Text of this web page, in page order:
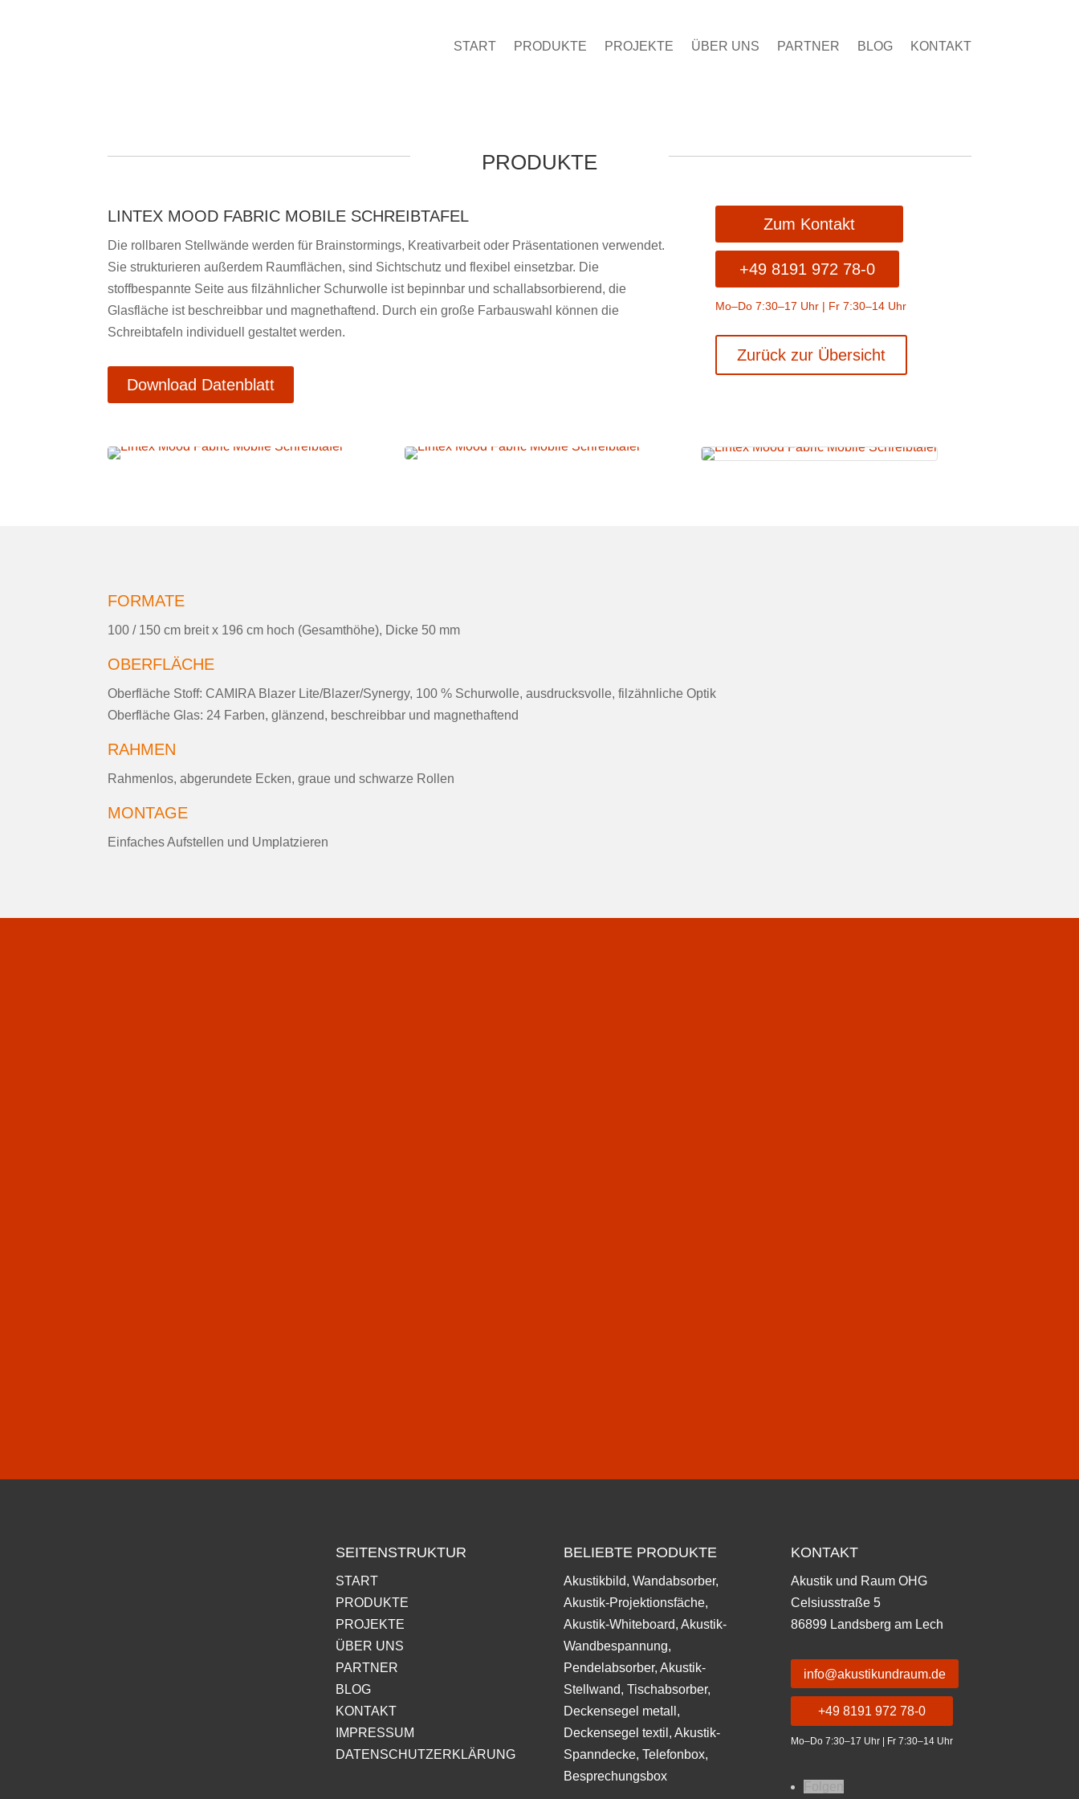
START PRODUKTE PROJEKTE ÜBER UNS PARTNER BLOG KONTAKT
PRODUKTE
LINTEX MOOD FABRIC MOBILE SCHREIBTAFEL
Die rollbaren Stellwände werden für Brainstormings, Kreativarbeit oder Präsentationen verwendet.
Sie strukturieren außerdem Raumflächen, sind Sichtschutz und flexibel einsetzbar. Die
stoffbespannte Seite aus filzähnlicher Schurwolle ist bepinnbar und schallabsorbierend, die
Glasfläche ist beschreibbar und magnethaftend. Durch ein große Farbauswahl können die
Schreibtafeln individuell gestaltet werden.
Download Datenblatt
Zum Kontakt
+49 8191 972 78-0
Mo–Do 7:30–17 Uhr | Fr 7:30–14 Uhr
Zurück zur Übersicht
FORMATE
100 / 150 cm breit x 196 cm hoch (Gesamthöhe), Dicke 50 mm
OBERFLÄCHE
Oberfläche Stoff: CAMIRA Blazer Lite/Blazer/Synergy, 100 % Schurwolle, ausdrucksvolle, filzähnliche Optik
Oberfläche Glas: 24 Farben, glänzend, beschreibbar und magnethaftend
RAHMEN
Rahmenlos, abgerundete Ecken, graue und schwarze Rollen
MONTAGE
Einfaches Aufstellen und Umplatzieren
SEITENSTRUKTUR
START
PRODUKTE
PROJEKTE
ÜBER UNS
PARTNER
BLOG
KONTAKT
IMPRESSUM
DATENSCHUTZERKLÄRUNG
BELIEBTE PRODUKTE
Akustikbild, Wandabsorber,
Akustik-Projektionsfäche,
Akustik-Whiteboard, Akustik-
Wandbespannung,
Pendelabsorber, Akustik-
Stellwand, Tischabsorber,
Deckensegel metall,
Deckensegel textil, Akustik-
Spanndecke, Telefonbox,
Besprechungsbox
KONTAKT
Akustik und Raum OHG
Celsiusstraße 5
86899 Landsberg am Lech
info@akustikundraum.de
+49 8191 972 78-0
Mo–Do 7:30–17 Uhr | Fr 7:30–14 Uhr